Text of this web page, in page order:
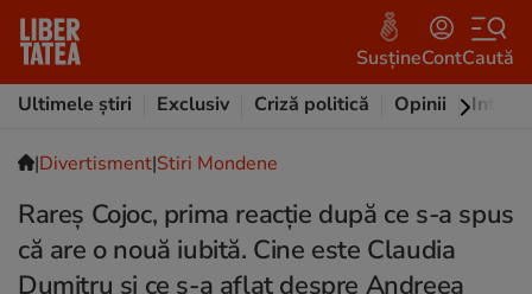
SusțineContCaută
Ultimele știri
Exclusiv Criză politică Opinii
|Divertisment|Stiri Mondene
Rareș Cojoc, prima reacție după ce s-a spus
că are o nouă iubită. Cine este Claudia
Dumitru și ce s-a aflat despre Andreea